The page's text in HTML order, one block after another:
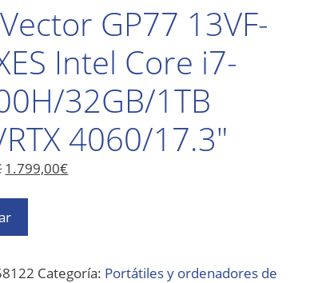
GP77 13VF-
Intel Core i7-
32GB/1TB
4060/17.3″
1.799,00€
Categoría: Portátiles y ordenadores de